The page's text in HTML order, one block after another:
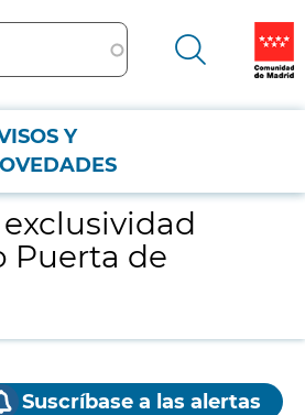
Y
de Majadahonda
Puerta de
Suscríbase a las alertas